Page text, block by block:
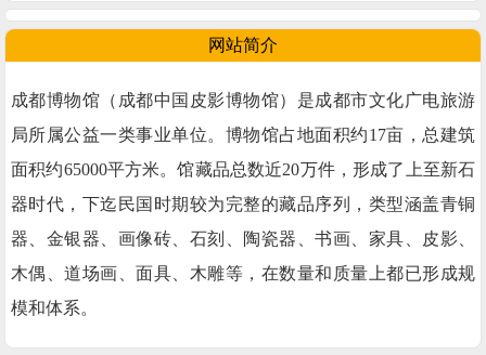
网站简介
成都博物馆（成都中国皮影博物馆）是成都市文化广电旅游
局所属公益一类事业单位。博物馆占地面积约17亩，总建筑
面积约65000平方米。馆藏品总数近20万件，形成了上至新石
器时代，下迄民国时期较为完整的藏品序列，类型涵盖青铜
器、金银器、画像砖、石刻、陶瓷器、书画、家具、皮影、
木偶、道场画、面具、木雕等，在数量和质量上都已形成规
模和体系。